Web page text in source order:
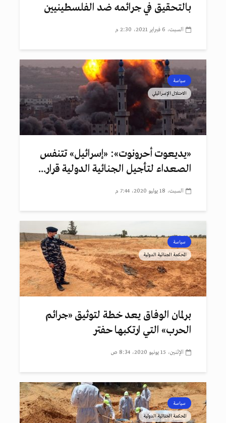
بالتحقيق في جرائمه ضد الفلسطينيين
السبت، 6 فبراير 2021، 2:30 م
سياسة
الاحتلال الإسرائيلي
«يديعوت أحرونوت»: «إسرائيل» تتنفس
الصعداء لتأجيل الجنائية الدولية قرار...
السبت، 18 يوليو 2020، 7:44 م
سياسة
المحكمة الجنائية الدولية
برلمان الوفاق يعد خطة لتوثيق «جرائم
الحرب» التي ارتكبها حفتر
الإثنين، 15 يونيو 2020، 8:34 ص
سياسة
المحكمة الجنائية الدولية